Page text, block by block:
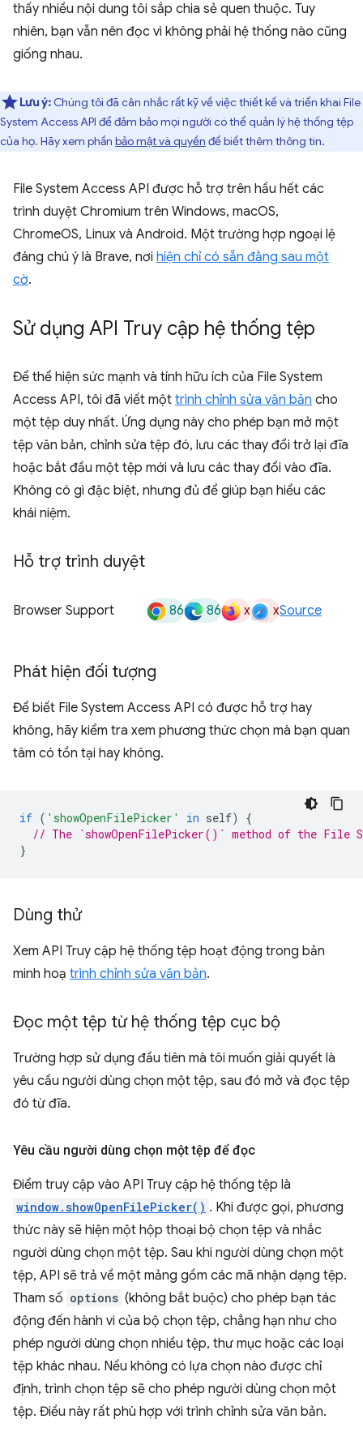
thấy nhiều nội dung tôi sắp chia sẻ quen thuộc. Tuy
nhiên, bạn vẫn nên đọc vì không phải hệ thống nào cũng
giống nhau.
Lưu ý: Chúng tôi đã cân nhắc rất kỹ về việc thiết kế và triển khai File
System Access API để đảm bảo mọi người có thể quản lý hệ thống tệp
của họ. Hãy xem phần bảo mật và quyền để biết thêm thông tin.
File System Access API được hỗ trợ trên hầu hết các
trình duyệt Chromium trên Windows, macOS,
ChromeOS, Linux và Android. Một trường hợp ngoại lệ
đáng chú ý là Brave, nơi hiện chỉ có sẵn đằng sau một
cờ.
Sử dụng API Truy cập hệ thống tệp
Để thể hiện sức mạnh và tính hữu ích của File System
Access API, tôi đã viết một trình chỉnh sửa văn bản cho
một tệp duy nhất. Ứng dụng này cho phép bạn mở một
tệp văn bản, chỉnh sửa tệp đó, lưu các thay đổi trở lại đĩa
hoặc bắt đầu một tệp mới và lưu các thay đổi vào đĩa.
Không có gì đặc biệt, nhưng đủ để giúp bạn hiểu các
khái niệm.
Hỗ trợ trình duyệt
Browser Support 86 86 x xSource
Phát hiện đối tượng
Để biết File System Access API có được hỗ trợ hay
không, hãy kiểm tra xem phương thức chọn mà bạn quan
tâm có tồn tại hay không.
if ( 'showOpenFilePicker' in self)
{
// The `showOpenFilePicker()` method of the File
}
Dùng thử
Xem API Truy cập hệ thống tệp hoạt động trong bản
minh hoạ trình chỉnh sửa văn bản.
Đọc một tệp từ hệ thống tệp cục bộ
Trường hợp sử dụng đầu tiên mà tôi muốn giải quyết là
yêu cầu người dùng chọn một tệp, sau đó mở và đọc tệp
đó từ đĩa.
Yêu cầu người dùng chọn một tệp để đọc
Điểm truy cập vào API Truy cập hệ thống tệp là
window.showOpenFilePicker() . Khi được gọi, phương
thức này sẽ hiện một hộp thoại bộ chọn tệp và nhắc
người dùng chọn một tệp. Sau khi người dùng chọn một
tệp, API sẽ trả về một mảng gồm các mã nhận dạng tệp.
Tham số options (không bắt buộc) cho phép bạn tác
động đến hành vi của bộ chọn tệp, chẳng hạn như cho
phép người dùng chọn nhiều tệp, thư mục hoặc các loại
tệp khác nhau. Nếu không có lựa chọn nào được chỉ
định, trình chọn tệp sẽ cho phép người dùng chọn một
tệp. Điều này rất phù hợp với trình chỉnh sửa văn bản.